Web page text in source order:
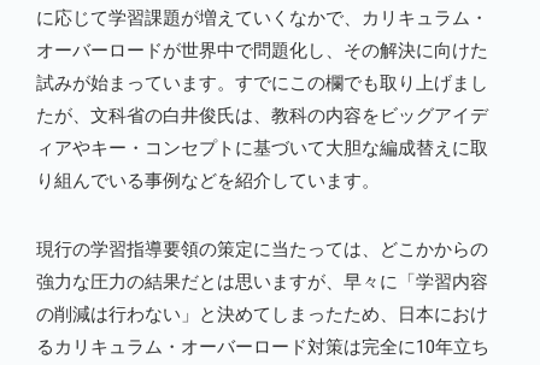
に応じて学習課題が増えていくなかで、カリキュラム・
オーバーロードが世界中で問題化し、その解決に向けた
試みが始まっています。すでにこの欄でも取り上げまし
たが、文科省の白井俊氏は、教科の内容をビッグアイデ
ィアやキー・コンセプトに基づいて大胆な編成替えに取
り組んでいる事例などを紹介しています。
現行の学習指導要領の策定に当たっては、どこかからの
強力な圧力の結果だとは思いますが、早々に「学習内容
の削減は行わない」と決めてしまったため、日本におけ
るカリキュラム・オーバーロード対策は完全に10年立ち